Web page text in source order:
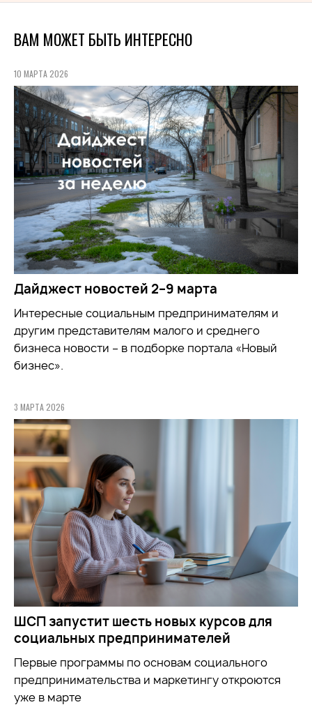
ВАМ МОЖЕТ БЫТЬ ИНТЕРЕСНО
10 МАРТА 2026
Дайджест новостей 2–9 марта
Интересные социальным предпринимателям и
другим представителям малого и среднего
бизнеса новости – в подборке портала «Новый
бизнес».
3 МАРТА 2026
ШСП запустит шесть новых курсов для
социальных предпринимателей
Первые программы по основам социального
предпринимательства и маркетингу откроются
уже в марте